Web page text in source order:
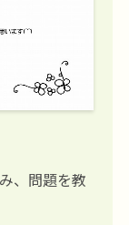
、問題を教